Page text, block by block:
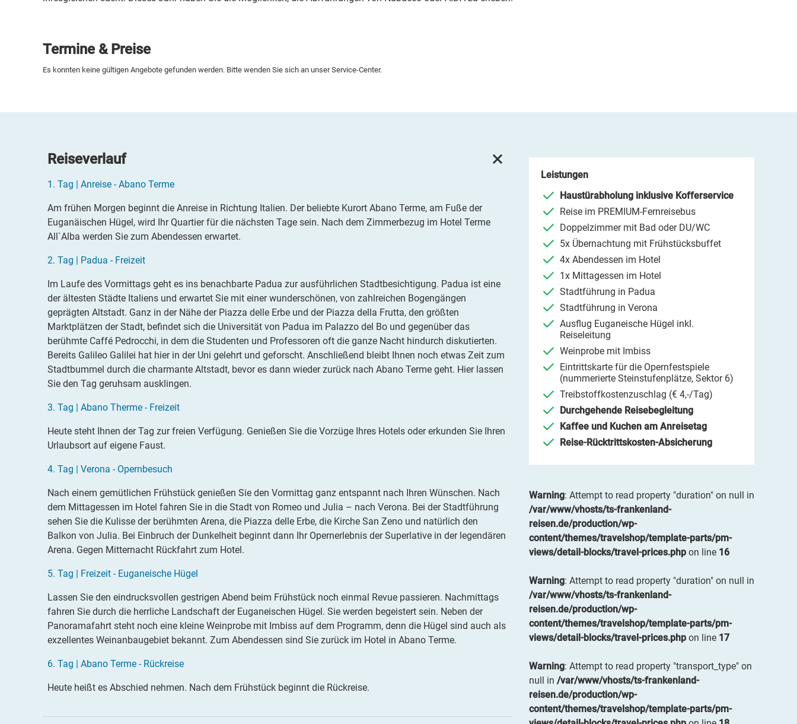
Es konnten keine gültigen Angebote gefunden werden. Bitte wenden Sie sich an unser Service-Center.
Termine & Preise
Es konnten keine gültigen Angebote gefunden werden. Bitte wenden Sie sich an unser Service-Center.
Reiseverlauf
1. Tag | Anreise - Abano Terme
Am frühen Morgen beginnt die Anreise in Richtung Italien. Der beliebte Kurort Abano Terme, am Fuße der
Euganäischen Hügel, wird Ihr Quartier für die nächsten Tage sein. Nach dem Zimmerbezug im Hotel Terme
All`Alba werden Sie zum Abendessen erwartet.
2. Tag | Padua - Freizeit
Im Laufe des Vormittags geht es ins benachbarte Padua zur ausführlichen Stadtbesichtigung. Padua ist eine
der ältesten Städte Italiens und erwartet Sie mit einer wunderschönen, von zahlreichen Bogengängen
geprägten Altstadt. Ganz in der Nähe der Piazza delle Erbe und der Piazza della Frutta, den größten
Marktplätzen der Stadt, befindet sich die Universität von Padua im Palazzo del Bo und gegenüber das
berühmte Caffé Pedrocchi, in dem die Studenten und Professoren oft die ganze Nacht hindurch diskutierten.
Bereits Galileo Galilei hat hier in der Uni gelehrt und geforscht. Anschließend bleibt Ihnen noch etwas Zeit zum
Stadtbummel durch die charmante Altstadt, bevor es dann wieder zurück nach Abano Terme geht. Hier lassen
Sie den Tag geruhsam ausklingen.
3. Tag | Abano Therme - Freizeit
Heute steht Ihnen der Tag zur freien Verfügung. Genießen Sie die Vorzüge Ihres Hotels oder erkunden Sie Ihren
Urlaubsort auf eigene Faust.
4. Tag | Verona - Opernbesuch
Nach einem gemütlichen Frühstück genießen Sie den Vormittag ganz entspannt nach Ihren Wünschen. Nach
dem Mittagessen im Hotel fahren Sie in die Stadt von Romeo und Julia – nach Verona. Bei der Stadtführung
sehen Sie die Kulisse der berühmten Arena, die Piazza delle Erbe, die Kirche San Zeno und natürlich den
Balkon von Julia. Bei Einbruch der Dunkelheit beginnt dann Ihr Opernerlebnis der Superlative in der legendären
Arena. Gegen Mitternacht Rückfahrt zum Hotel.
5. Tag | Freizeit - Euganeische Hügel
Lassen Sie den eindrucksvollen gestrigen Abend beim Frühstück noch einmal Revue passieren. Nachmittags
fahren Sie durch die herrliche Landschaft der Euganeischen Hügel. Sie werden begeistert sein. Neben der
Panoramafahrt steht noch eine kleine Weinprobe mit Imbiss auf dem Programm, denn die Hügel sind auch als
exzellentes Weinanbaugebiet bekannt. Zum Abendessen sind Sie zurück im Hotel in Abano Terme.
6. Tag | Abano Terme - Rückreise
Heute heißt es Abschied nehmen. Nach dem Frühstück beginnt die Rückreise.
Leistungen
Haustürabholung inklusive Kofferservice
Reise im PREMIUM-Fernreisebus
Doppelzimmer mit Bad oder DU/WC
5x Übernachtung mit Frühstücksbuffet
4x Abendessen im Hotel
1x Mittagessen im Hotel
Stadtführung in Padua
Stadtführung in Verona
Ausflug Euganeische Hügel inkl.
Reiseleitung
Weinprobe mit Imbiss
Eintrittskarte für die Opernfestspiele
(nummerierte Steinstufenplätze, Sektor 6)
Treibstoffkostenzuschlag (€ 4,-/Tag)
Durchgehende Reisebegleitung
Kaffee und Kuchen am Anreisetag
Reise-Rücktrittskosten-Absicherung
Warning: Attempt to read property "duration" on null in
/var/www/vhosts/ts-frankenland-
reisen.de/production/wp-
content/themes/travelshop/template-parts/pm-
views/detail-blocks/travel-prices.php on line 16
Warning: Attempt to read property "duration" on null in
/var/www/vhosts/ts-frankenland-
reisen.de/production/wp-
content/themes/travelshop/template-parts/pm-
views/detail-blocks/travel-prices.php on line 17
Warning: Attempt to read property "transport_type" on
null in /var/www/vhosts/ts-frankenland-
reisen.de/production/wp-
content/themes/travelshop/template-parts/pm-